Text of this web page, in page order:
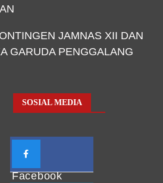
JAMNAS XII DAN
GARUDA PENGGALANG
SOSIAL MEDIA
Facebook